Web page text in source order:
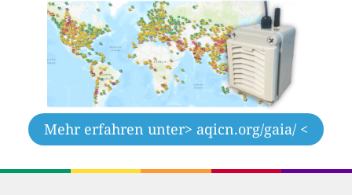
Mehr erfahren unter> aqicn.org/gaia/ <